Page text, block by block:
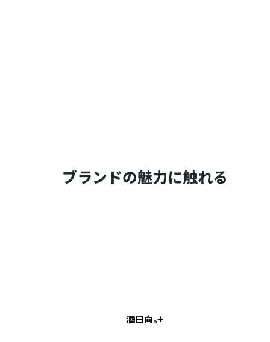
ブランドの魅力に触れる
酒日向。+